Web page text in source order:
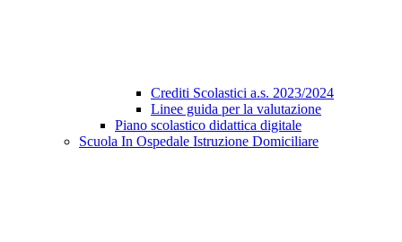
Crediti Scolastici a.s. 2023/2024
Linee guida per la valutazione
Piano scolastico didattica digitale
Scuola In Ospedale Istruzione Domiciliare